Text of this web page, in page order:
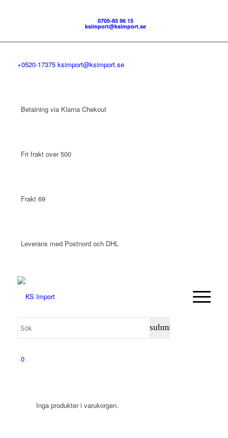
0705-85 96 15
ksimport@ksimport.se
+0520-17375 ksimport@ksimport.se
Betalning via Klarna Chekout
Fri frakt over 500
Frakt 69
Leverans med Postnord och DHL
0
Inga produkter i varukorgen.